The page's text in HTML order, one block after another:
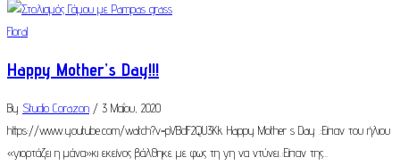
Floral
Happy Mother’s Day!!!
By Studio Corazon / 3 Μαΐου, 2020
https://www.youtube.com/watch?v=pVBdF2QU3Kk Happy Mother s Day .:Είπαν του ήλιου
«γιορτάζει η μάνα»κι εκείνος βάλθηκε με φως τη γη να ντύνει..:Είπαν της...